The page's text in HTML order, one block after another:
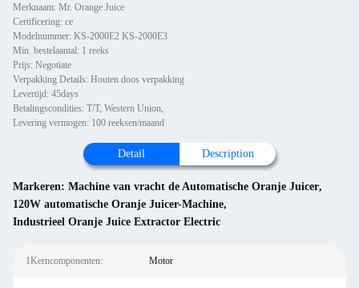
Merknaam: Mr. Orange Juice
Certificering: ce
Modelnummer: KS-2000E2 KS-2000E3
Min. bestelaantal: 1 reeks
Prijs: Negotiate
Verpakking Details: Houten doos verpakking
Levertijd: 45days
Betalingscondities: T/T, Western Union,
Levering vermogen: 100 reeksen/maand
Detail Description
Markeren: Machine van vracht de Automatische Oranje Juicer,
120W automatische Oranje Juicer-Machine,
Industrieel Oranje Juice Extractor Electric
1Kerncomponenten: Motor